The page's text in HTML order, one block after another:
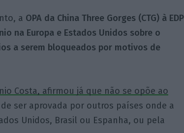
a OPA da China Three Gorges (CTG) à EDP
na Europa e Estados Unidos sobre o
a serem bloqueados por motivos de
Costa, afirmou já que não se opõe ao
ser aprovada por outros países onde a
Unidos, Brasil ou Espanha, ou pela